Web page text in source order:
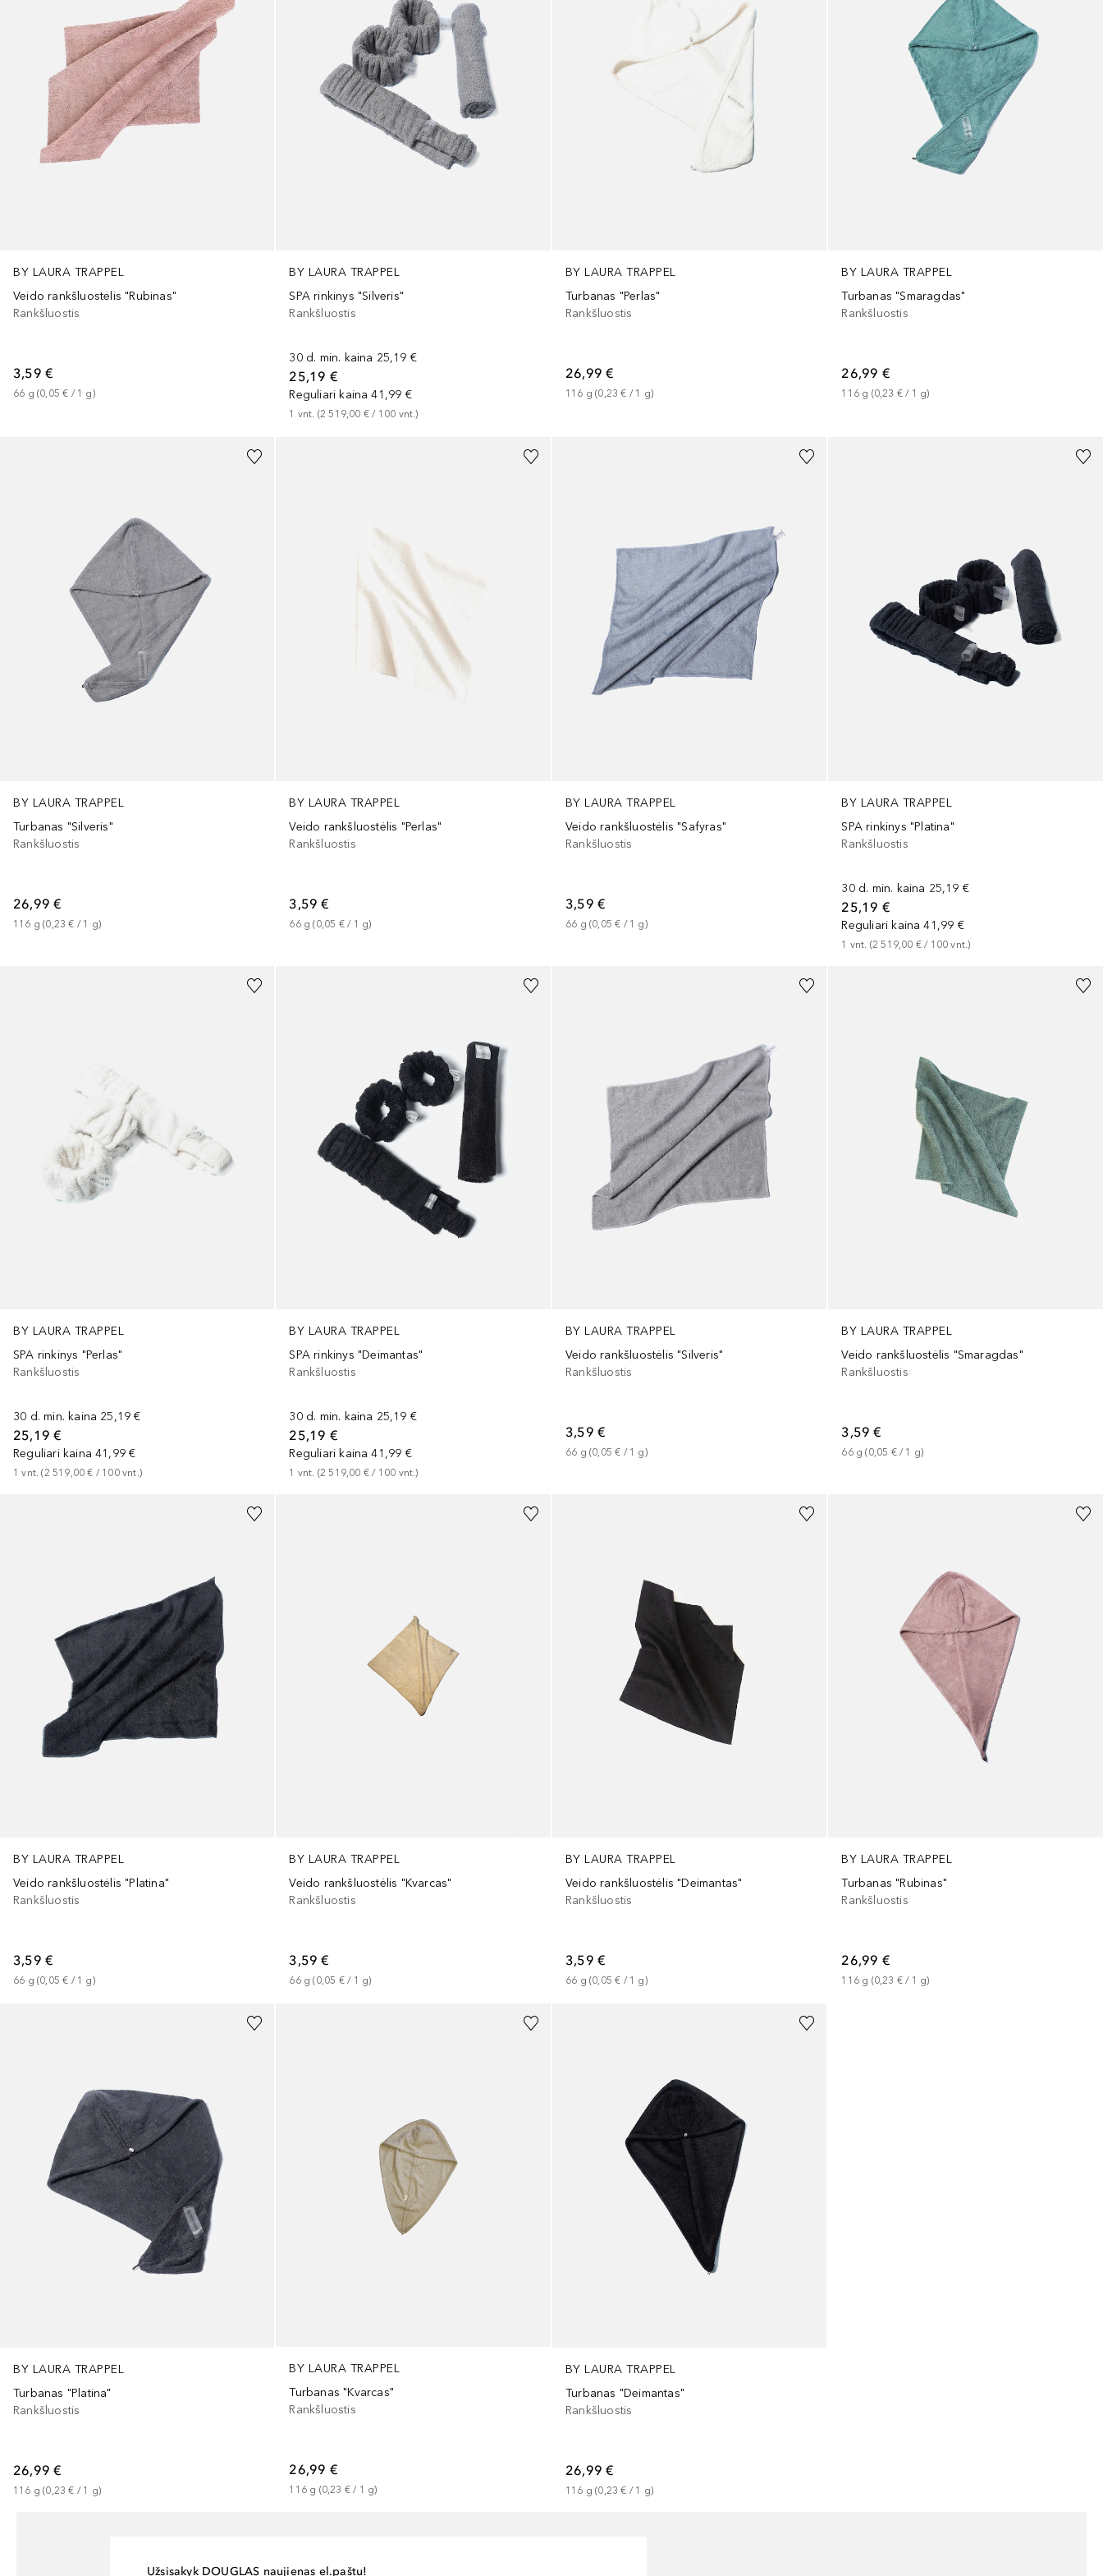
BY LAURA TRAPPEL
Veido rankšluostėlis "Rubinas"
Rankšluostis
3,59 €
66 g (0,05 € / 1 g)
BY LAURA TRAPPEL
SPA rinkinys "Silveris"
Rankšluostis
30 d. min. kaina 25,19 €
25,19 €
Reguliari kaina 41,99 €
1 vnt. (2 519,00 € / 100 vnt.)
BY LAURA TRAPPEL
Turbanas "Perlas"
Rankšluostis
26,99 €
116 g (0,23 € / 1 g)
BY LAURA TRAPPEL
Turbanas "Smaragdas"
Rankšluostis
26,99 €
116 g (0,23 € / 1 g)
BY LAURA TRAPPEL
Turbanas "Silveris"
Rankšluostis
26,99 €
116 g (0,23 € / 1 g)
BY LAURA TRAPPEL
Veido rankšluostėlis "Perlas"
Rankšluostis
3,59 €
66 g (0,05 € / 1 g)
BY LAURA TRAPPEL
Veido rankšluostėlis "Safyras"
Rankšluostis
3,59 €
66 g (0,05 € / 1 g)
BY LAURA TRAPPEL
SPA rinkinys "Platina"
Rankšluostis
30 d. min. kaina 25,19 €
25,19 €
Reguliari kaina 41,99 €
1 vnt. (2 519,00 € / 100 vnt.)
BY LAURA TRAPPEL
SPA rinkinys "Perlas"
Rankšluostis
30 d. min. kaina 25,19 €
25,19 €
Reguliari kaina 41,99 €
1 vnt. (2 519,00 € / 100 vnt.)
BY LAURA TRAPPEL
SPA rinkinys "Deimantas"
Rankšluostis
30 d. min. kaina 25,19 €
25,19 €
Reguliari kaina 41,99 €
1 vnt. (2 519,00 € / 100 vnt.)
BY LAURA TRAPPEL
Veido rankšluostėlis "Silveris"
Rankšluostis
3,59 €
66 g (0,05 € / 1 g)
BY LAURA TRAPPEL
Veido rankšluostėlis "Smaragdas"
Rankšluostis
3,59 €
66 g (0,05 € / 1 g)
BY LAURA TRAPPEL
Veido rankšluostėlis "Platina"
Rankšluostis
3,59 €
66 g (0,05 € / 1 g)
BY LAURA TRAPPEL
Veido rankšluostėlis "Kvarcas"
Rankšluostis
3,59 €
66 g (0,05 € / 1 g)
BY LAURA TRAPPEL
Veido rankšluostėlis "Deimantas"
Rankšluostis
3,59 €
66 g (0,05 € / 1 g)
BY LAURA TRAPPEL
Turbanas "Rubinas"
Rankšluostis
26,99 €
116 g (0,23 € / 1 g)
BY LAURA TRAPPEL
Turbanas "Platina"
Rankšluostis
26,99 €
116 g (0,23 € / 1 g)
BY LAURA TRAPPEL
Turbanas "Kvarcas"
Rankšluostis
26,99 €
116 g (0,23 € / 1 g)
BY LAURA TRAPPEL
Turbanas "Deimantas"
Rankšluostis
26,99 €
116 g (0,23 € / 1 g)
Užsisakyk DOUGLAS naujienas el.paštu!